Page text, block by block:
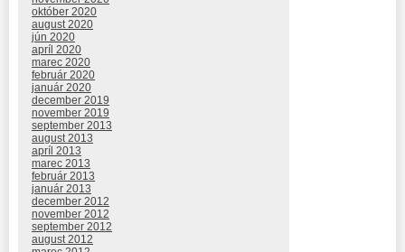
október 2020
august 2020
jún 2020
apríl 2020
marec 2020
február 2020
január 2020
december 2019
november 2019
september 2013
august 2013
apríl 2013
marec 2013
február 2013
január 2013
december 2012
november 2012
september 2012
august 2012